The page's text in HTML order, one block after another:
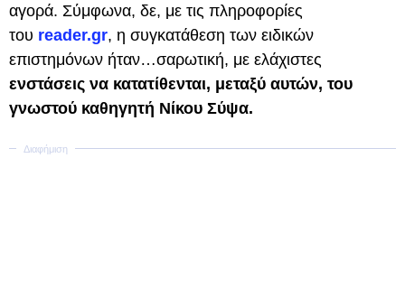
αγορά. Σύμφωνα, δε, με τις πληροφορίες
του reader.gr, η συγκατάθεση των ειδικών
επιστημόνων ήταν…σαρωτική, με ελάχιστες
ενστάσεις να κατατίθενται, μεταξύ αυτών, του
γνωστού καθηγητή Νίκου Σύψα.